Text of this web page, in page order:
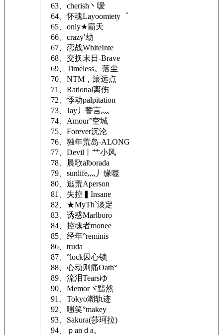
63、cherish丶嗳
64、怀魂Layoomiety゜
65、only★霸天
66、crazy′劫
67、恋战WhiteInte
68、交换末日-Brave
69、Timeless。落尘
70、NTM，滚远点
71、Rational离伤
72、悸动palpitation
73、Jay丿誓言灬
74、Amour°空城
75、Forever沉沦
76、独年荒岛-ALONG
77、Devil丨艹小风
78、晨歌alborada
79、sunlife灬丿缘噬
80、逃荒Apersonゞ
81、失控▍Insane
82、★MyThˋ淡定
83、诱惑Marlboro
84、控魂者monee
85、经年°reminis
86、truda
87、°lock囚心锁
88、心动则痛Oath°
89、流泪Tearsゆ
90、Memorヾ黯然
91、Tokyo潮轨迹
92、嗤笑°makey
93、Sakura(莎珂拉)
94、ｐanｄa。